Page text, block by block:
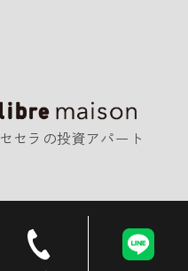
セセラの投資アパート